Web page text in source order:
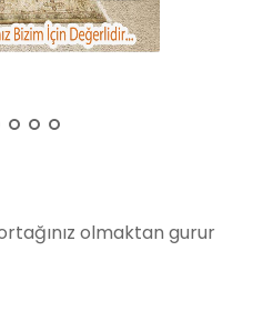
olmaktan gurur